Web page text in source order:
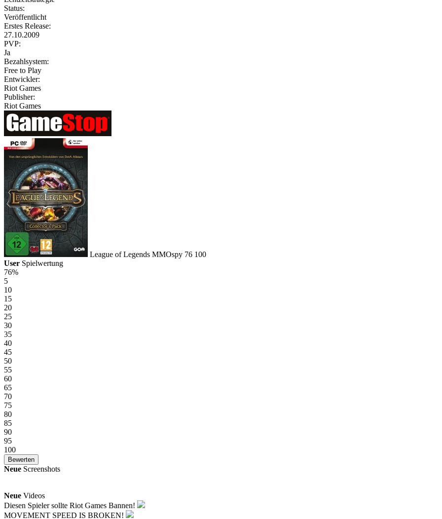
Status:
Veröffentlicht
Erstes Release:
27.10.2009
PVP:
Ja
Bezahlsystem:
Free to Play
Entwickler:
Riot Games
Publisher:
Riot Games
League of Legends MMOspy 76 100
User Spielwertung
76%
5
10
15
20
25
30
35
40
45
50
55
60
65
70
75
80
85
90
95
100
Neue Screenshots
Neue Videos
Diesen Spieler sollte Riot Games Bannen!
MOVEMENT SPEED IS BROKEN!